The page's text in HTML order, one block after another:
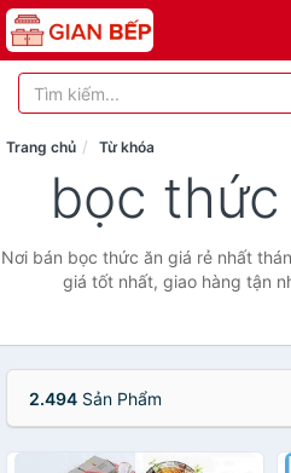
Trang chủ Từ khóa
bọc thức
Nơi bán bọc thức ăn giá rẻ nhất
giá tốt nhất, giao hàng tận
2.494 Sản Phẩm